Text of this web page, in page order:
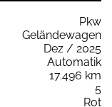
Pkw
Geländewagen
Dez / 2025
Automatik
17.496 km
5
Rot